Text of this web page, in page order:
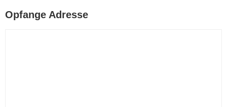
Opfange Adresse